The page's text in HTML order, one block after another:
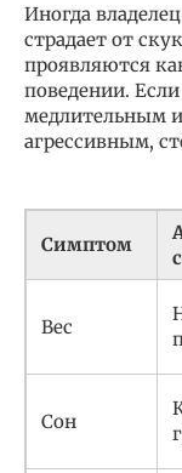
Иногда
страдает от
проявляются
поведении.
медлительным
агрессивным,
Симптом
Вес
Сон